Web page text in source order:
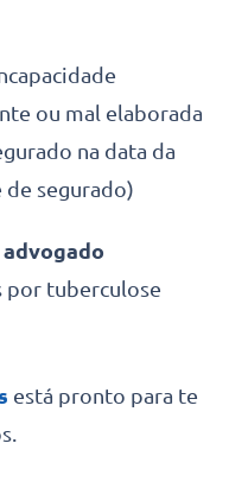
ou mal elaborada
na data da
de segurado)
advogado
por tuberculose
está pronto para te